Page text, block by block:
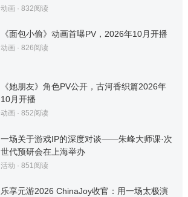
动画· 832阅读
《面包小偷》动画首曝PV，2026年10月开播
动画· 826阅读
《她朋友》角色PV公开，古河香织篇2026年
10月开播
动画· 852阅读
一场关于游戏IP的深度对谈——朱峰大师课·次
世代预研会在上海举办
活动 · 851 阅读
乐享元游2026 ChinaJoy收官：用一场太极演